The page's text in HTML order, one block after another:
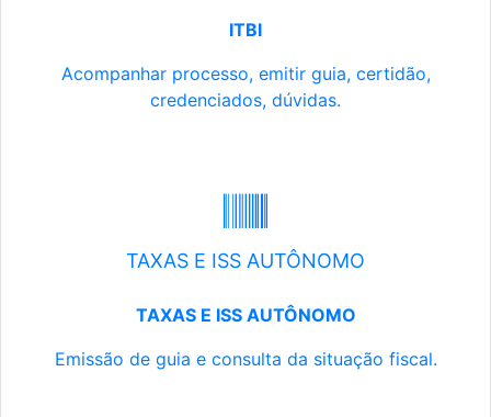
ITBI
Acompanhar processo, emitir guia, certidão,
credenciados, dúvidas.
TAXAS E ISS AUTÔNOMO
TAXAS E ISS AUTÔNOMO
Emissão de guia e consulta da situação fiscal.